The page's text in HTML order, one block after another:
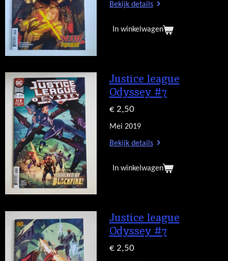
Bekijk details
In winkelwagen
Justice league
Odyssey #7
€ 2,50
Mei 2019
Bekijk details
In winkelwagen
Justice league
Odyssey #7
€ 2,50